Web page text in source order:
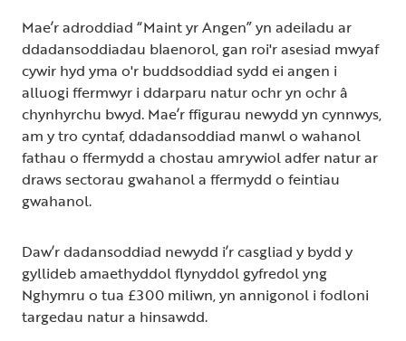
Mae’r adroddiad “Maint yr Angen” yn adeiladu ar
ddadansoddiadau blaenorol, gan roi'r asesiad mwyaf
cywir hyd yma o'r buddsoddiad sydd ei angen i
alluogi ffermwyr i ddarparu natur ochr yn ochr â
chynhyrchu bwyd. Mae’r ffigurau newydd yn cynnwys,
am y tro cyntaf, ddadansoddiad manwl o wahanol
fathau o ffermydd a chostau amrywiol adfer natur ar
draws sectorau gwahanol a ffermydd o feintiau
gwahanol.
Daw’r dadansoddiad newydd i’r casgliad y bydd y
gyllideb amaethyddol flynyddol gyfredol yng
Nghymru o tua £300 miliwn, yn annigonol i fodloni
targedau natur a hinsawdd.